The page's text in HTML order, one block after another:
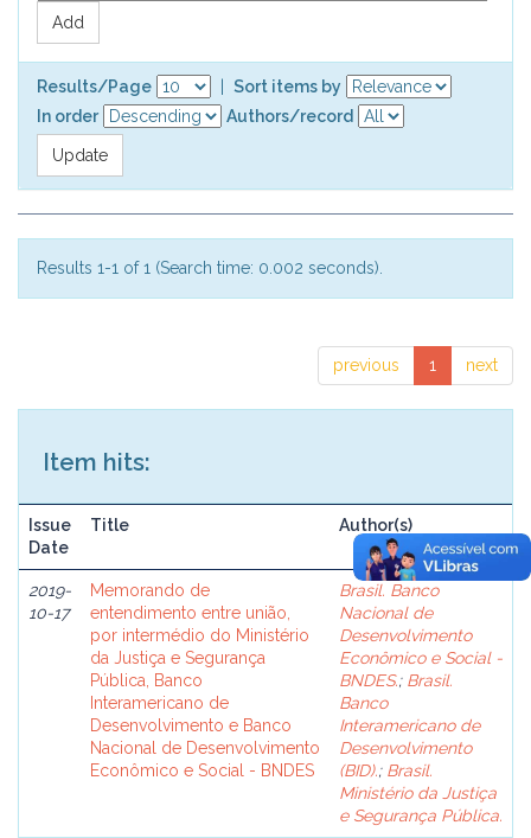
Results/Page
Sort items by
In order
Authors/record
Results 1-1 of 1 (Search time: 0.002 seconds).
previous 1 next
Item hits:
Issue
Date
Title Author(s)
2019-
10-17
Memorando de
entendimento entre união,
por intermédio do Ministério
da Justiça e Segurança
Pública, Banco
Interamericano de
Desenvolvimento e Banco
Nacional de Desenvolvimento
Econômico e Social - BNDES
Brasil. Banco
Nacional de
Desenvolvimento
Econômico e Social -
BNDES.; Brasil.
Banco
Interamericano de
Desenvolvimento
(BID).; Brasil.
Ministério da Justiça
e Segurança Pública.